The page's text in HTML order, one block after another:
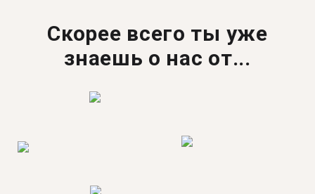
Скорее всего ты уже
знаешь о нас от...